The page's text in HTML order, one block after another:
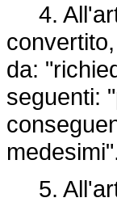
4.
da:
seguenti:
5.